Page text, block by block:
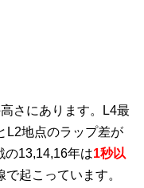
さにあります。L4最
L2地点のラップ差が
の13,14,16年は1秒以
起こっています。